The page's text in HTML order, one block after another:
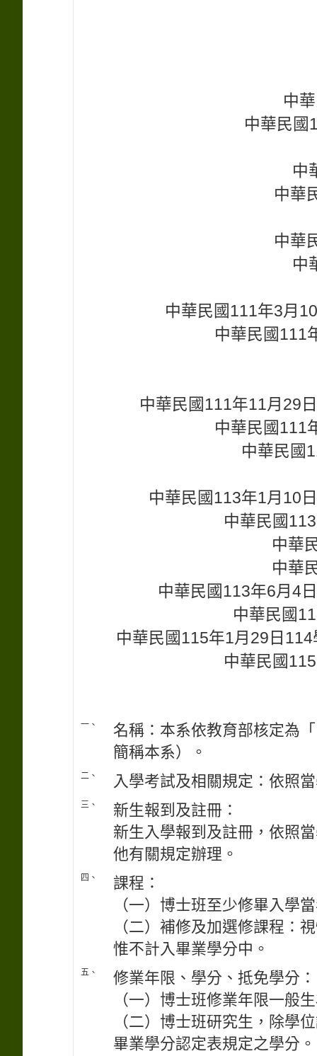
中
中華民國
中
中華
中華
中
中華民國111年3月
中華民國111
中華民國111年11月29
中華民國111
中華民國
中華民國113年1月10
中華民國
中華
中華
中華民國113年6月4
中華民國
中華民國115年1月29日
中華民國
一、
名稱：本系依教育部核定為
簡稱本系）。
二、 入學考試及相關規定：依照
三、
新生報到及註冊：
新生入學報到及註冊，依照
他有關規定辦理。
四、
課程：
（一）博士班至少修畢入學
（二）補修及加選修課程：
惟不計入畢業學分中。
五、
修業年限、學分、抵免學分：
（一）博士班修業年限一般
（二）博士班研究生，除學
畢業學分認定表規定之學分。